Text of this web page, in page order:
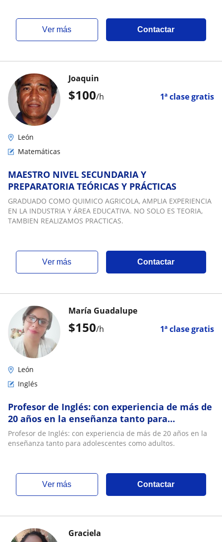
ver más Contactar
$100/h 1ª clase gratis
Joaquin
León
Matemáticas
MAESTRO NIVEL SECUNDARIA Y
PREPARATORIA TEÓRICAS Y PRÁCTICAS
GRADUADO COMO QUIMICO AGRICOLA, AMPLIA EXPERIENCIA
EN LA INDUSTRIA Y ÁREA EDUCATIVA. NO SOLO ES TEORIA,
TAMBIEN REALIZAMOS PRACTICAS.
ver más Contactar
$150/h 1ª clase gratis
María Guadalupe
León
Inglés
Profesor de Inglés: con experiencia de más de
20 años en la enseñanza tanto para
adolescentes como adultos
Profesor de Inglés: con experiencia de más de 20 años en la
enseñanza tanto para adolescentes como adultos.
ver más Contactar
Graciela